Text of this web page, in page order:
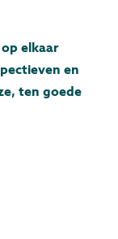
elkaar
en
ten goede